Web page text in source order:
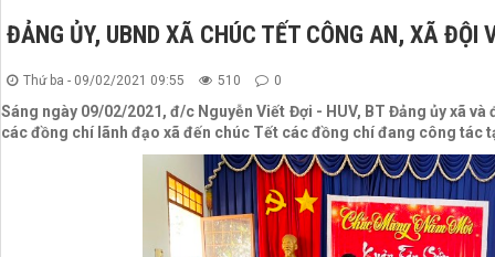
ĐẢNG ỦY, UBND XÃ CHÚC TẾT CÔNG AN, XÃ ĐỘI
Thứ ba - 09/02/2021 09:55 510 0
Sáng ngày 09/02/2021, đ/c Nguyễn Viết Đợi - HUV, BT Đảng ủy xã và
các đồng chí lãnh đạo xã đến chúc Tết các đồng chí đang công tác